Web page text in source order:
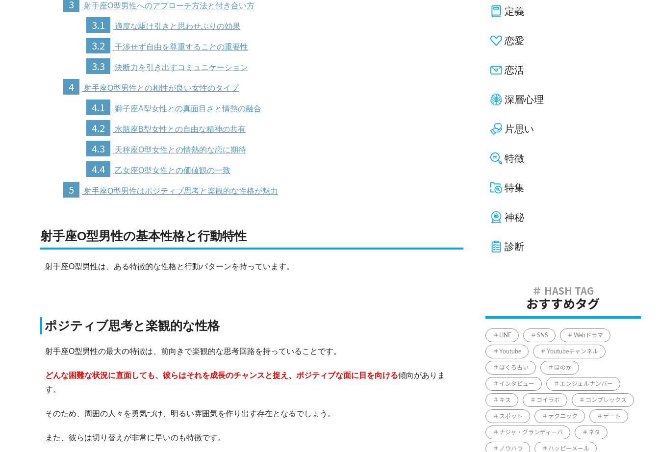
3 射手座O型男性へのアプローチ方法と付き合い方
3.1 適度な駆け引きと思わせぶりの効果
3.2 干渉せず自由を尊重することの重要性
3.3 決断力を引き出すコミュニケーション
4 射手座O型男性との相性が良い女性のタイプ
4.1 獅子座A型女性との真面目さと情熱の融合
4.2 水瓶座B型女性との自由な精神の共有
4.3 天秤座O型女性との情熱的な恋に期待
4.4 乙女座O型女性との価値観の一致
5 射手座O型男性はポジティブ思考と楽観的な性格が魅力
射手座O型男性の基本性格と行動特性
射手座O型男性は、ある特徴的な性格と行動パターンを持っています。
ポジティブ思考と楽観的な性格
射手座O型男性の最大の特徴は、前向きで楽観的な思考回路を持っていることです。
どんな困難な状況に直面しても、彼らはそれを成長のチャンスと捉え、ポジティブな面に目を向ける傾向がありま
す。
そのため、周囲の人々を勇気づけ、明るい雰囲気を作り出す存在となるでしょう。
また、彼らは切り替えが非常に早いのも特徴です。
定義
恋愛
恋活
深層心理
片思い
特徴
特集
神秘
診断
おすすめタグ
LINE SNS Webドラマ
Youtube Youtubeチャンネル
ほくろ占い ほのか
インタビュー エンジェルナンバー
キス コイラボ コンプレックス
スポット テクニック デート
ナジャ・グランディーバ ネタ
ノウハウ ハッピーメール